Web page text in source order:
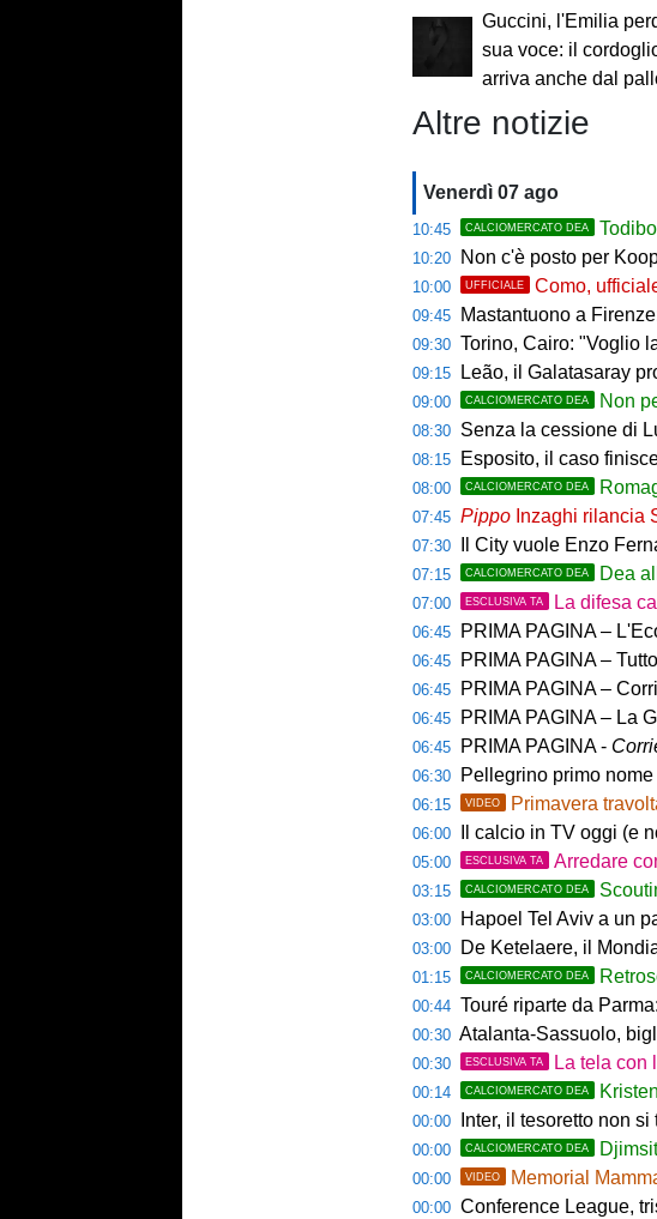
Guccini, l'Emilia
sua voce: il
arriva anche dal
Altre notizie
Venerdì 07 ago
10:45 CALCIOMERCATO DEA Todibo,
10:20 Non c'è posto per
10:00 UFFICIALE Como, ufficiale
09:45 Mastantuono a
09:30 Torino, Cairo: "Voglio
09:15 Leão, il Galatasaray
09:00 CALCIOMERCATO DEA Non
08:30 Senza la cessione di
08:15 Esposito, il caso
08:00 CALCIOMERCATO DEA
07:45 Pippo Inzaghi rilancia
07:30 Il City vuole Enzo
07:15 CALCIOMERCATO DEA Dea alla
07:00 ESCLUSIVA TA La difesa
06:45 PRIMA PAGINA – L'Eco di
06:45 PRIMA PAGINA –
06:45 PRIMA PAGINA –
06:45 PRIMA PAGINA – La
06:45 PRIMA PAGINA -
06:30 Pellegrino primo
06:15 VIDEO Primavera
06:00 Il calcio in TV oggi (e
05:00 ESCLUSIVA TA Arredare con il cuore
03:15 CALCIOMERCATO DEA Scouting
03:00 Hapoel Tel Aviv a un
03:00 De Ketelaere, il
01:15 CALCIOMERCATO DEA
00:44 Touré riparte da
00:30 Atalanta-Sassuolo,
00:30 ESCLUSIVA TA La tela con lo
00:14 CALCIOMERCATO DEA
00:00 Inter, il tesoretto non si
00:00 CALCIOMERCATO DEA Djimsiti
00:00 VIDEO Memorial Mamma e
00:00 Conference League, tris